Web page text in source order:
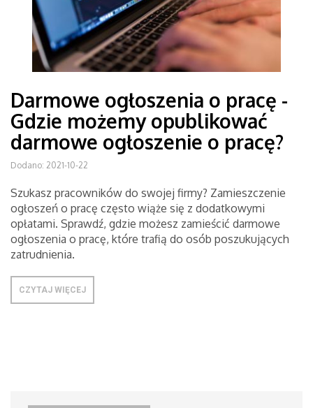
Darmowe ogłoszenia o pracę -
Gdzie możemy opublikować
darmowe ogłoszenie o pracę?
Dodano: 2021-10-22
Szukasz pracowników do swojej firmy? Zamieszczenie
ogłoszeń o pracę często wiąże się z dodatkowymi
opłatami. Sprawdź, gdzie możesz zamieścić darmowe
ogłoszenia o pracę, które trafią do osób poszukujących
zatrudnienia.
CZYTAJ WIĘCEJ